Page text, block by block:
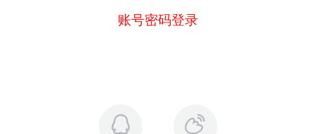
账号密码登录